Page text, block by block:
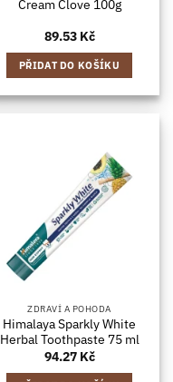
Cream Clove 100g
89.53 Kč
PŘIDAT DO KOŠÍKU
ZDRAVÍ A POHODA
Himalaya Sparkly White
Herbal Toothpaste 75 ml
94.27 Kč